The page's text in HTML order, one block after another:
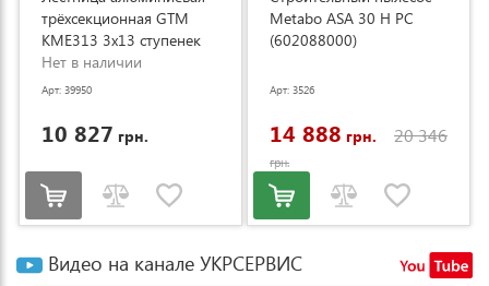
трёхсекционная GTM
KME313 3x13 ступенек
3.53-8.93м (KME313)
Нет в наличии
Арт: 39950
10 827 грн.
Metabo ASA 30 H PC
(602088000)
Арт: 3526
14 888 грн. 20 346
грн.
Видео на канале УКРСЕРВИС